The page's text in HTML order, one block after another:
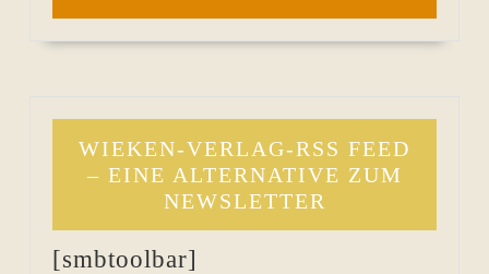
WIEKEN-VERLAG-RSS FEED
– EINE ALTERNATIVE ZUM
NEWSLETTER
[smbtoolbar]